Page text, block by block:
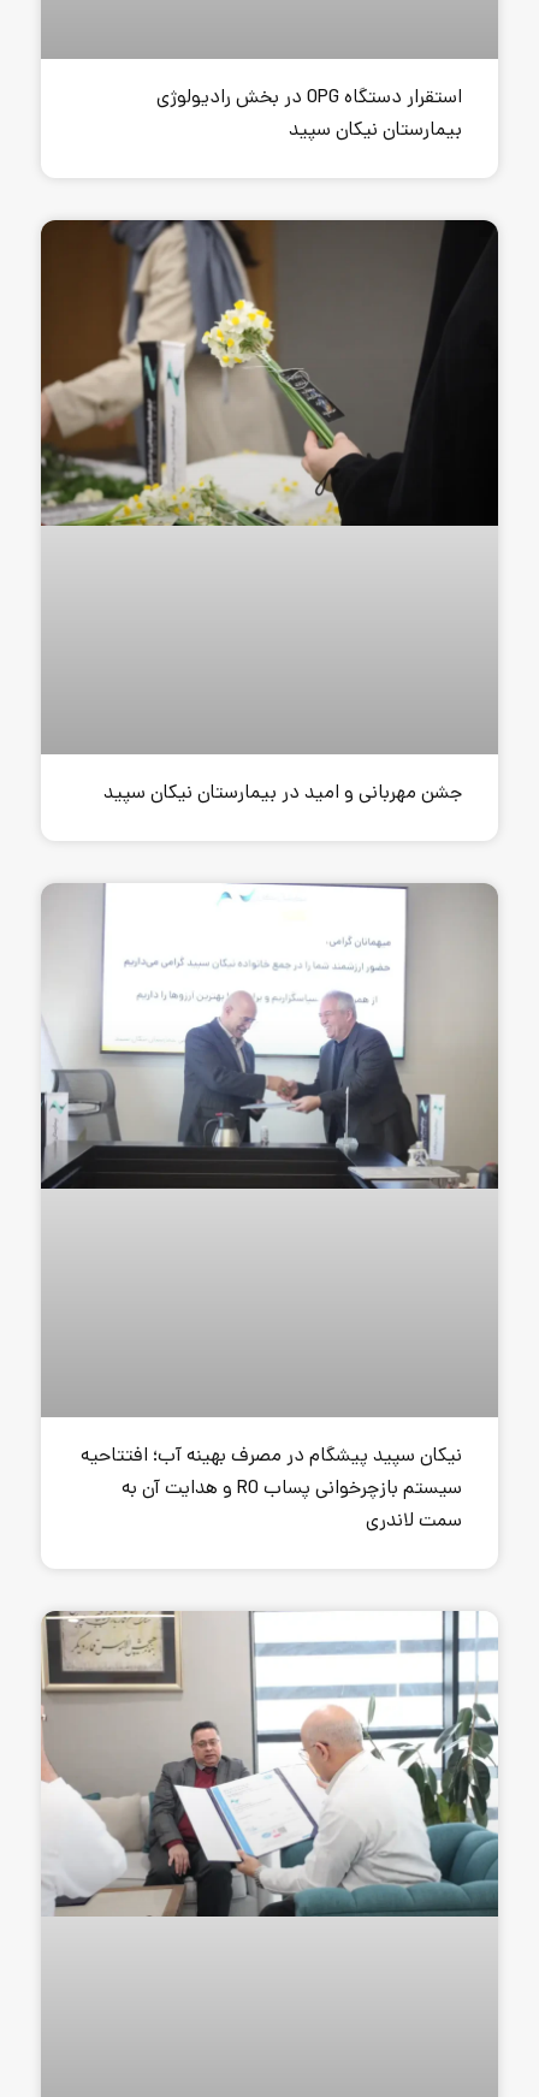
استقرار دستگاه OPG در بخش رادیولوژی
در بیمارستان نیکان سپید
در مصرف بهینه آب؛ افتتاحیه
سیستم بازچرخوانی پساب RO و هدایت آن به